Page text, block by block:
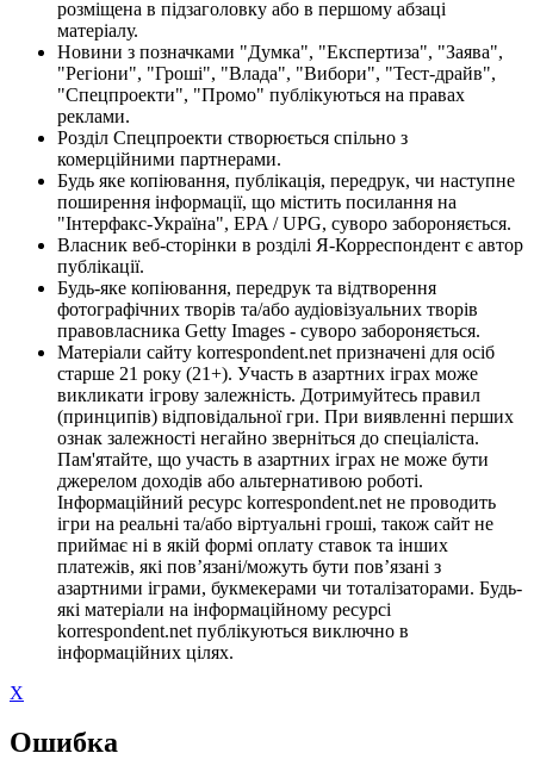
розміщена в підзаголовку або в першому абзаці
матеріалу.
Новини з позначками "Думка", "Експертиза", "Заява",
"Регіони", "Гроші", "Влада", "Вибори", "Тест-драйв",
"Спецпроекти", "Промо" публікуються на правах
реклами.
Розділ Спецпроекти створюється спільно з
комерційними партнерами.
Будь яке копіювання, публікація, передрук, чи наступне
поширення інформації, що містить посилання на
"Інтерфакс-Україна", EPA / UPG, суворо забороняється.
Власник веб-сторінки в розділі Я-Корреспондент є автор
публікації.
Будь-яке копіювання, передрук та відтворення
фотографічних творів та/або аудіовізуальних творів
правовласника Getty Images - суворо забороняється.
Матеріали сайту korrespondent.net призначені для осіб
старше 21 року (21+). Участь в азартних іграх може
викликати ігрову залежність. Дотримуйтесь правил
(принципів) відповідальної гри. При виявленні перших
ознак залежності негайно зверніться до спеціаліста.
Пам'ятайте, що участь в азартних іграх не може бути
джерелом доходів або альтернативою роботі.
Інформаційний ресурс korrespondent.net не проводить
ігри на реальні та/або віртуальні гроші, також сайт не
приймає ні в якій формі оплату ставок та інших
платежів, які пов’язані/можуть бути пов’язані з
азартними іграми, букмекерами чи тоталізаторами. Будь-
які матеріали на інформаційному ресурсі
korrespondent.net публікуються виключно в
інформаційних цілях.
X
Ошибка